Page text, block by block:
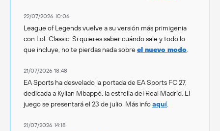
22/07/2026 10:06
League of Legends vuelve a su versión más primigenia
con LoL Classic. Si quieres saber cuándo sale y todo lo
que incluye, no te pierdas nada sobreel nuevo modo.
21/07/2026 18:48
EA Sports ha desvelado la portada de EA Sports FC 27,
dedicada a Kylian Mbappé, la estrella del Real Madrid. El
juego se presentará el 23 de julio. Más infoaquí.
21/07/2026 14:18